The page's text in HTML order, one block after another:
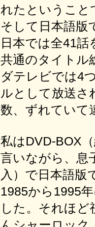
れたということ
そして日本語版
日本では全41
共通のタイトル
ダテレビでは4
ルとして放送さ
数、ずれていて
私はDVD-BOX
言いながら、息
入）で日本語版
1985から1995
した。それほ